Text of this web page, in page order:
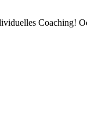
Coaching!